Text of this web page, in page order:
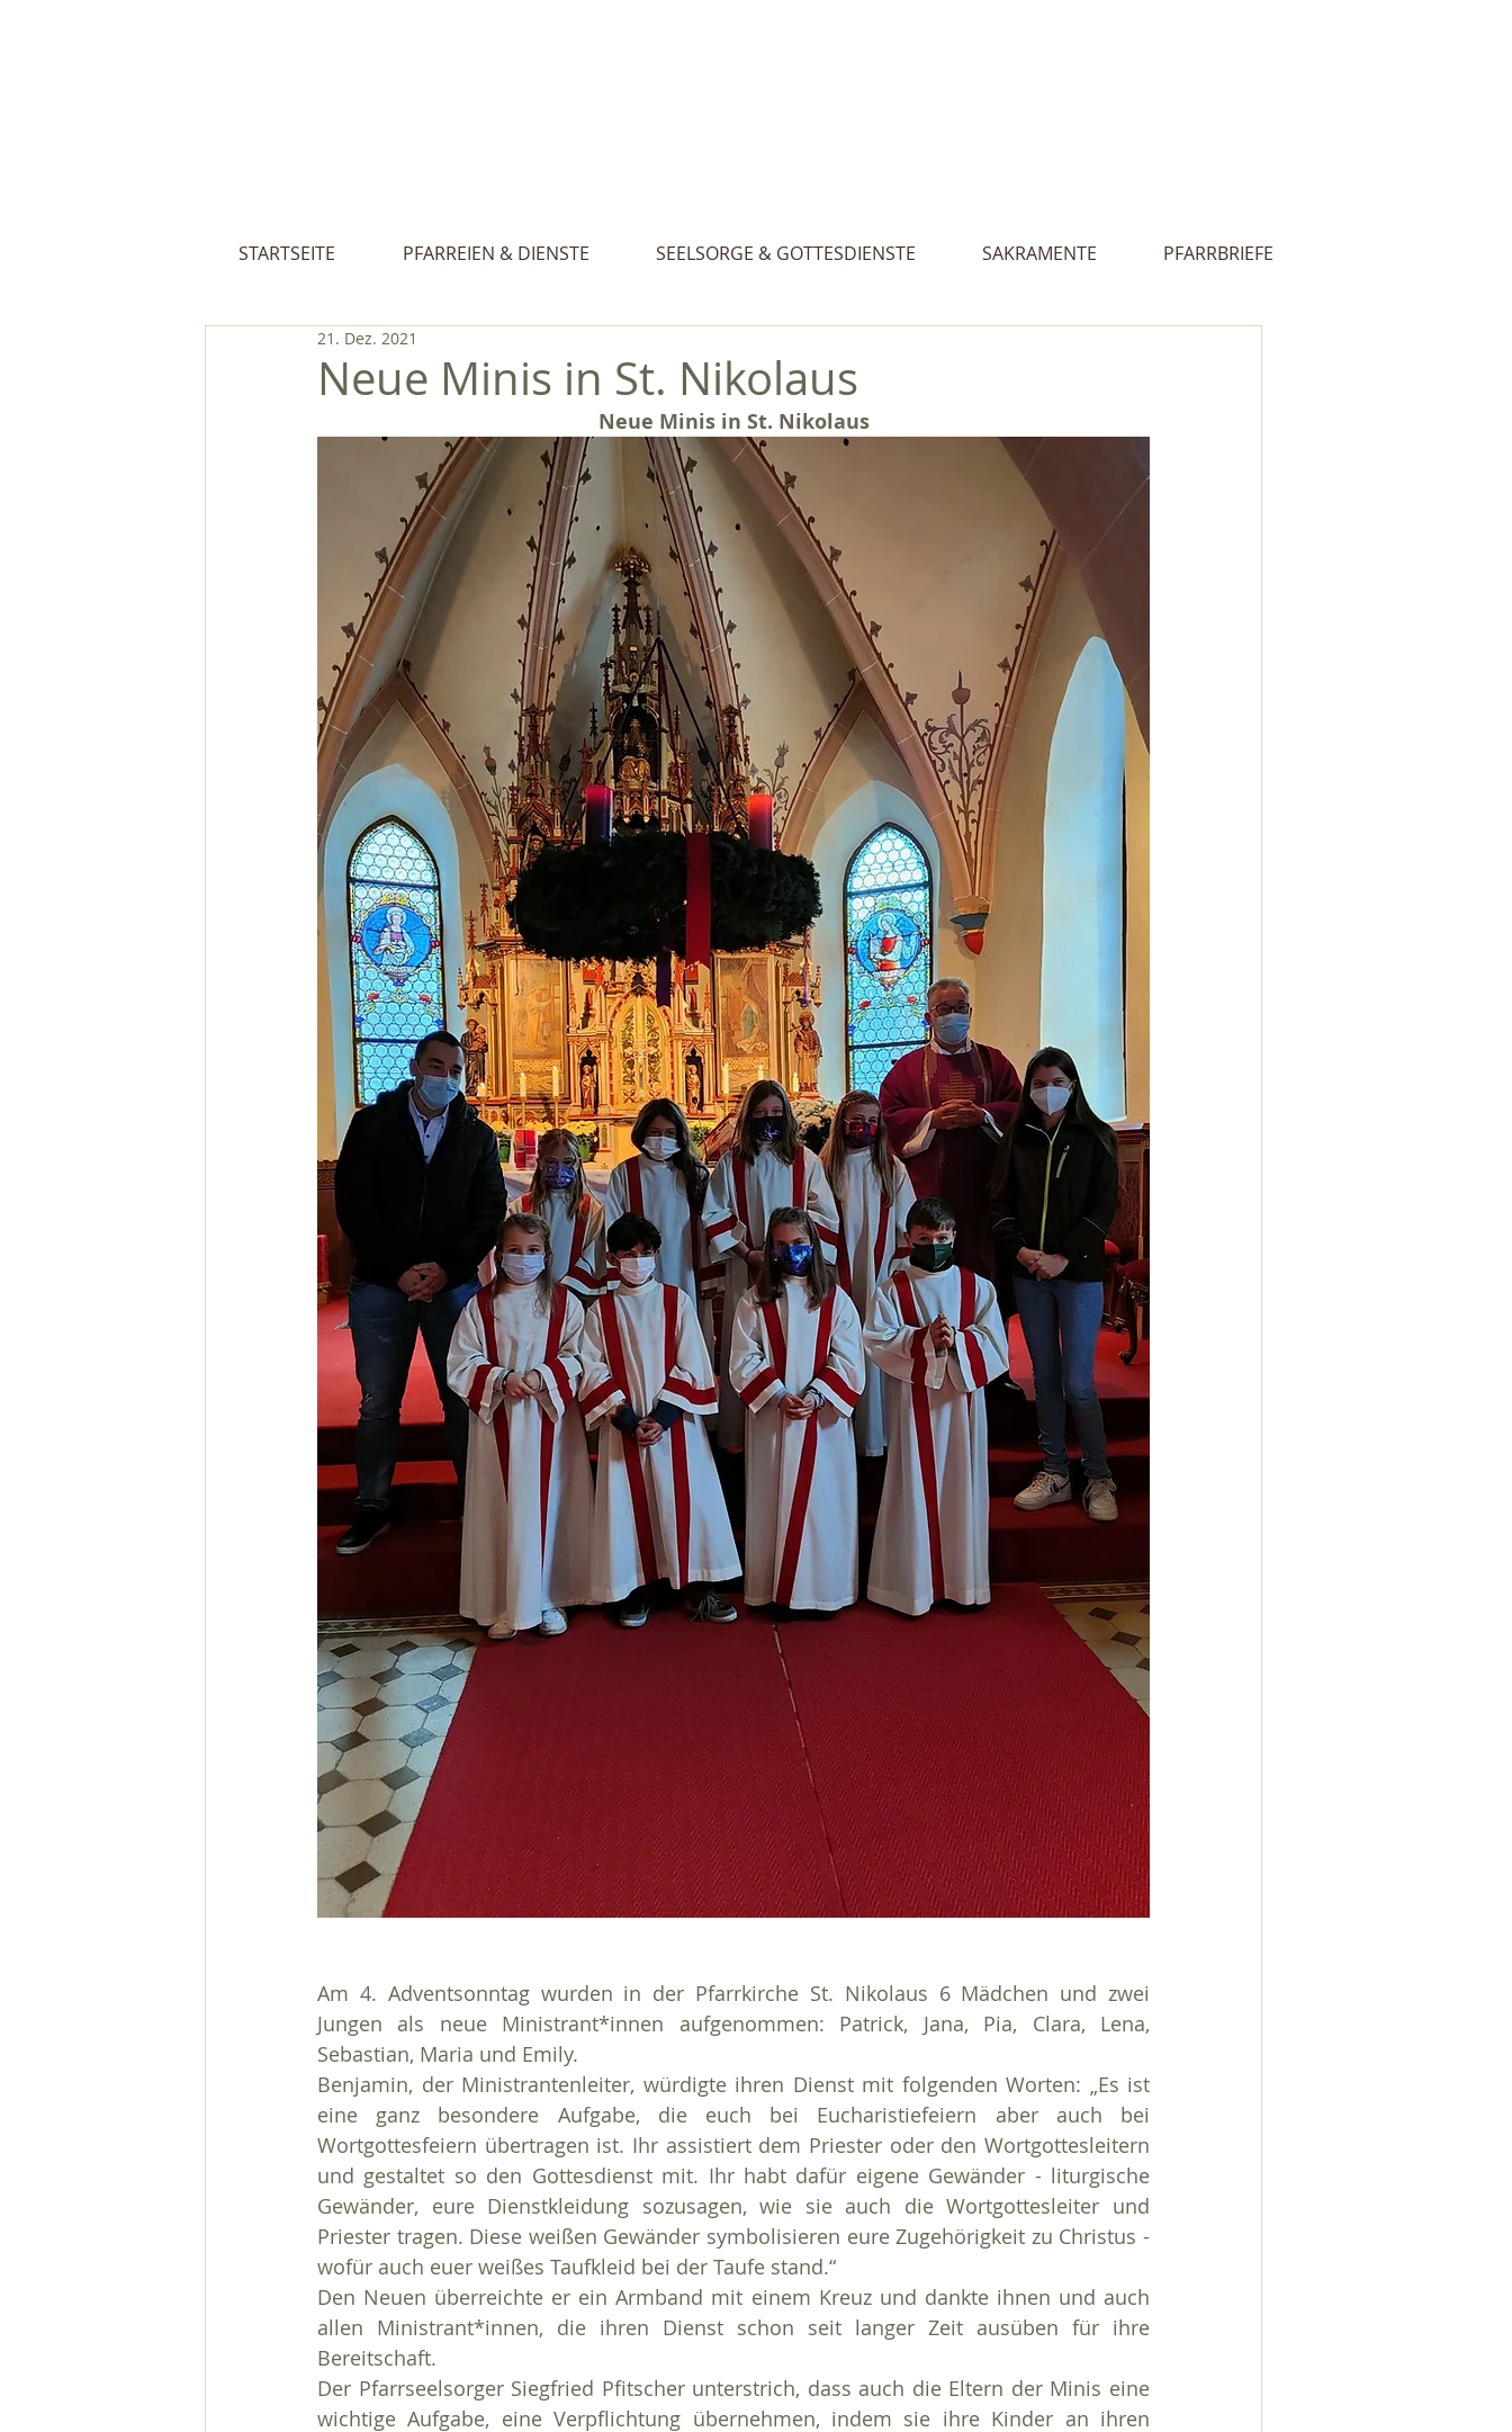
STARTSEITE PFARREIEN & DIENSTE SEELSORGE & GOTTESDIENSTE SAKRAMENTE PFARRBRIEFE
Neue Minis in St. Nikolaus
21. Dez. 2021
Neue Minis in St. Nikolaus
Am 4. Adventsonntag wurden in der Pfarrkirche St. Nikolaus 6 Mädchen und zwei
Jungen als neue Ministrant*innen aufgenommen: Patrick, Jana, Pia, Clara, Lena,
Sebastian, Maria und Emily.
Benjamin, der Ministrantenleiter, würdigte ihren Dienst mit folgenden Worten: „Es ist
eine ganz besondere Aufgabe, die euch bei Eucharistiefeiern aber auch bei
Wortgottesfeiern übertragen ist. Ihr assistiert dem Priester oder den Wortgottesleitern
und gestaltet so den Gottesdienst mit. Ihr habt dafür eigene Gewänder - liturgische
Gewänder, eure Dienstkleidung sozusagen, wie sie auch die Wortgottesleiter und
Priester tragen. Diese weißen Gewänder symbolisieren eure Zugehörigkeit zu Christus -
wofür auch euer weißes Taufkleid bei der Taufe stand.“
Den Neuen überreichte er ein Armband mit einem Kreuz und dankte ihnen und auch
allen Ministrant*innen, die ihren Dienst schon seit langer Zeit ausüben für ihre
Bereitschaft.
Der Pfarrseelsorger Siegfried Pfitscher unterstrich, dass auch die Eltern der Minis eine
wichtige Aufgabe, eine Verpflichtung übernehmen, indem sie ihre Kinder an ihren